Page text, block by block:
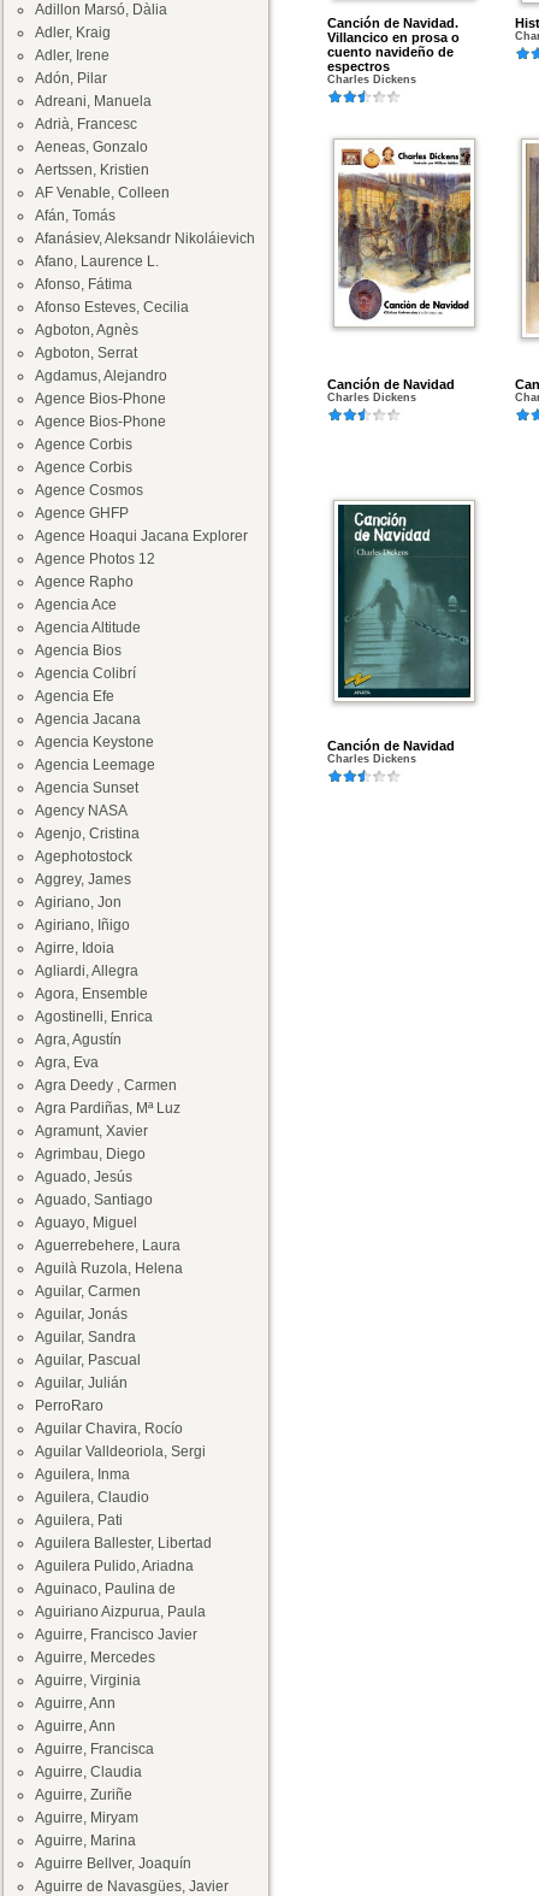
Adillon Marsó, Dàlia
Adler, Kraig
Adler, Irene
Adón, Pilar
Adreani, Manuela
Adrià, Francesc
Aeneas, Gonzalo
Aertssen, Kristien
AF Venable, Colleen
Afán, Tomás
Afanásiev, Aleksandr Nikoláievich
Afano, Laurence L.
Afonso, Fátima
Afonso Esteves, Cecilia
Agboton, Agnès
Agboton, Serrat
Agdamus, Alejandro
Agence Bios-Phone
Agence Bios-Phone
Agence Corbis
Agence Corbis
Agence Cosmos
Agence GHFP
Agence Hoaqui Jacana Explorer
Agence Photos 12
Agence Rapho
Agencia Ace
Agencia Altitude
Agencia Bios
Agencia Colibrí
Agencia Efe
Agencia Jacana
Agencia Keystone
Agencia Leemage
Agencia Sunset
Agency NASA
Agenjo, Cristina
Agephotostock
Aggrey, James
Agiriano, Jon
Agiriano, Iñigo
Agirre, Idoia
Agliardi, Allegra
Agora, Ensemble
Agostinelli, Enrica
Agra, Agustín
Agra, Eva
Agra Deedy , Carmen
Agra Pardiñas, Mª Luz
Agramunt, Xavier
Agrimbau, Diego
Aguado, Jesús
Aguado, Santiago
Aguayo, Miguel
Aguerrebehere, Laura
Aguilà Ruzola, Helena
Aguilar, Carmen
Aguilar, Jonás
Aguilar, Sandra
Aguilar, Pascual
Aguilar, Julián
PerroRaro
Aguilar Chavira, Rocío
Aguilar Valldeoriola, Sergi
Aguilera, Inma
Aguilera, Claudio
Aguilera, Pati
Aguilera Ballester, Libertad
Aguilera Pulido, Ariadna
Aguinaco, Paulina de
Aguiriano Aizpurua, Paula
Aguirre, Francisco Javier
Aguirre, Mercedes
Aguirre, Virginia
Aguirre, Ann
Aguirre, Ann
Aguirre, Francisca
Aguirre, Claudia
Aguirre, Zuriñe
Aguirre, Miryam
Aguirre, Marina
Aguirre Bellver, Joaquín
Aguirre de Navasgües, Javier
Canción de Navidad.
Villancico en prosa o
cuento navideño de
espectros
Charles Dickens
Canción de Navidad
Charles Dickens
Canción de Navidad
Charles Dickens